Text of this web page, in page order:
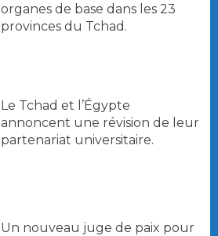
organes de base dans les 23
provinces du Tchad.
Le Tchad et l’Égypte
annoncent une révision de leur
partenariat universitaire.
Un nouveau juge de paix pour